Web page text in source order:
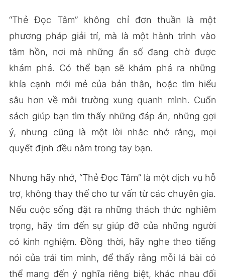
“Thẻ Đọc Tâm” không chỉ đơn thuần là một
phương pháp giải trí, mà là một hành trình vào
tâm hồn, nơi mà những ẩn số đang chờ được
khám phá. Có thể bạn sẽ khám phá ra những
khía cạnh mới mẻ của bản thân, hoặc tìm hiểu
sâu hơn về môi trường xung quanh mình. Cuốn
sách giúp bạn tìm thấy những đáp án, những gợi
ý, nhưng cũng là một lời nhắc nhở rằng, mọi
quyết định đều nằm trong tay bạn.
Nhưng hãy nhớ, “Thẻ Đọc Tâm” là một dịch vụ hỗ
trợ, không thay thế cho tư vấn từ các chuyên gia.
Nếu cuộc sống đặt ra những thách thức nghiêm
trọng, hãy tìm đến sự giúp đỡ của những người
có kinh nghiệm. Đồng thời, hãy nghe theo tiếng
nói của trái tim mình, để thấy rằng mỗi lá bài có
thể mang đến ý nghĩa riêng biệt, khác nhau đối